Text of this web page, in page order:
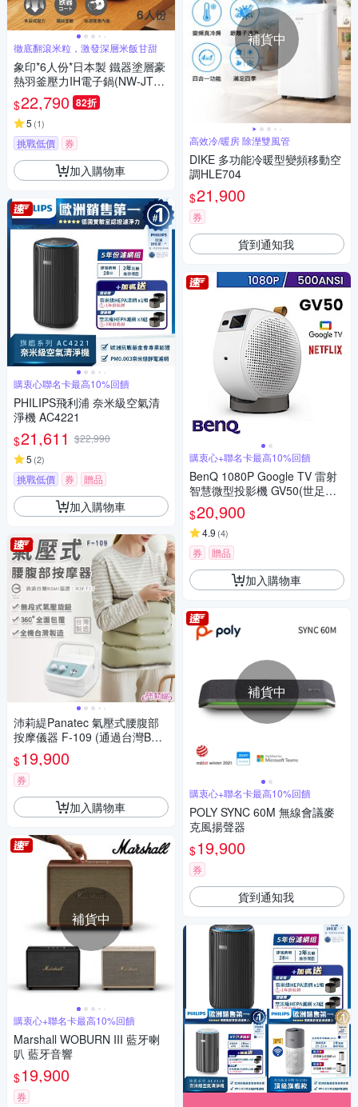
徹底翻滾米粒，激發深層米飯甘甜
象印*6人份*日本製 鐵器塗層豪
熱羽釜壓力IH電子鍋(NW-JTF1
0)(快)
$22,790 82折
5 (1)
挑戰低價 券
加入購物車
購衷心聯名卡最高10%回饋
PHILIPS飛利浦 奈米級空氣清
淨機 AC4221
$21,611 $22,990
5 (2)
挑戰低價 券 贈品
加入購物車
沛莉緹Panatec 氣壓式腰腹部
按摩儀器 F-109 (通過台灣BSM
I認證)
$19,900
券
加入購物車
補貨中
購衷心+聯名卡最高10%回饋
Marshall WOBURN III 藍牙喇
叭 藍牙音響
$19,900
券
補貨中
高效冷/暖房 除溼雙風管
DIKE 多功能冷暖型變頻移動空
調HLE704
$21,900
券
貨到通知我
購衷心+聯名卡最高10%回饋
BenQ 1080P Google TV 雷射
智慧微型投影機 GV50(世足首
選)
$20,900
4.9 (4)
券 贈品
加入購物車
補貨中
購衷心+聯名卡最高10%回饋
POLY SYNC 60M 無線會議麥
克風揚聲器
$19,900
券
貨到通知我